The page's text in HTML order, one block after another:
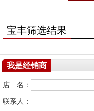
宝丰筛选结果
我是经销商
店 名：
联系人：